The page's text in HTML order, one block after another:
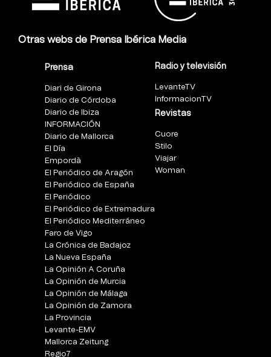
Otras webs de Prensa Ibérica Media
Prensa
Diari de Girona
Diario de Córdoba
Diario de Ibiza
INFORMACIÓN
Diario de Mallorca
El Día
Empordà
El Periódico de Aragón
El Periódico de España
El Periódico
El Periódico de Extremadura
El Periódico Mediterráneo
Faro de Vigo
La Crónica de Badajoz
La Nueva España
La Opinión A Coruña
La Opinión de Murcia
La Opinión de Málaga
La Opinión de Zamora
La Provincia
Levante-EMV
Mallorca Zeitung
Regio7
Radio y televisión
LevanteTV
InformacionTV
Revistas
Cuore
Stilo
Viajar
Woman